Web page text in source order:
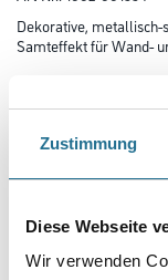
Zustimmung
Diese Webseite
Wir verwenden
Dekorative,
Samteffekt für Wand-
Gebinde